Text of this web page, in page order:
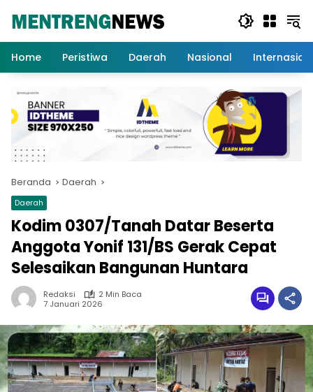
Home
Peristiwa Daerah Nasional
Beranda Daerah
Daerah
Kodim 0307/Tanah Datar Beserta
Anggota Yonif 131/BS Gerak Cepat
Selesaikan Bangunan Huntara
Redaksi
2 Min Baca
7 Januari 2026